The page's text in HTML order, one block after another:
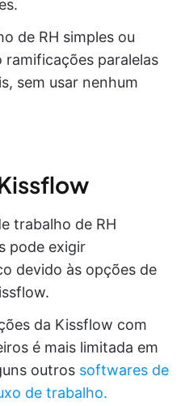
de RH simples ou
paralelas
sem usar nenhum
trabalho de RH
pode exigir
devido às opções de
da Kissflow com
é mais limitada em
outros softwares de
de trabalho.